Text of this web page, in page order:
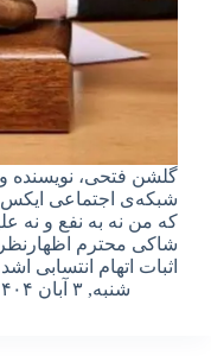
گلشن فتحی، نویسنده
شبکه‌ی اجتماعی ایکس
شاکی محترم
اثبات اتهام انتسابی
شنبه, ۳ آبان ۱۴۰۴ – ۱۳:۴۱